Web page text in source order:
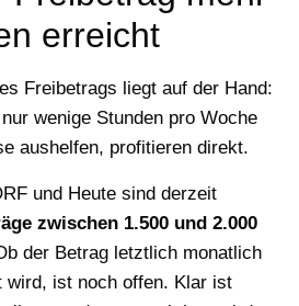
erreicht
Freibetrags liegt auf der Hand:
wenige Stunden pro Woche
aushelfen, profitieren direkt.
und Heute sind derzeit
zwischen 1.500 und 2.000
der Betrag letztlich monatlich
wird, ist noch offen. Klar ist